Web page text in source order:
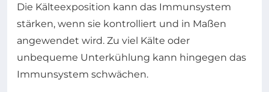
Die Kälteexposition kann das Immunsystem
stärken, wenn sie kontrolliert und in Maßen
angewendet wird. Zu viel Kälte oder
unbequeme Unterkühlung kann hingegen das
Immunsystem schwächen.